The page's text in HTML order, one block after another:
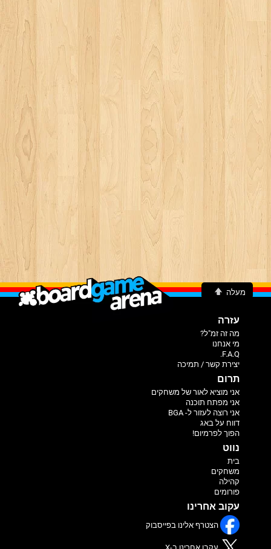
מעלה
עזרה
מה זה זמ"ל?
מי אנחנו
F.A.Q.
יצירת קשר / תמיכה
תרום
אני מוציא לאור של משחקים
אני מפתח תוכנה
אני רוצה לעזור ל- BGA
דווח על באג
הפוך לפרמיום!
נווט
בית
משחקים
קהילה
פורומים
עקוב אחרינו
הצטרף אלינו בפייסבוק